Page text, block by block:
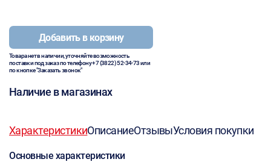
Добавить в корзину
Товара нет в наличии, уточняйте возможность
поставки под заказ по телефону+7 (3822) 52-34-73или
по кнопке "Заказать звонок"
Наличие в магазинах
ХарактеристикиОписаниеОтзывыУсловия покупки
Основные характеристики